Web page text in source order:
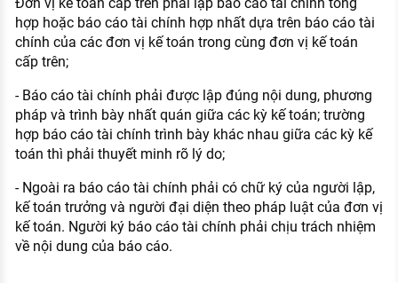
Đơn vị kế toán cấp trên phải lập báo cáo tài chính tổng
hợp hoặc báo cáo tài chính hợp nhất dựa trên báo cáo tài
chính của các đơn vị kế toán trong cùng đơn vị kế toán
cấp trên;
- Báo cáo tài chính phải được lập đúng nội dung, phương
pháp và trình bày nhất quán giữa các kỳ kế toán; trường
hợp báo cáo tài chính trình bày khác nhau giữa các kỳ kế
toán thì phải thuyết minh rõ lý do;
- Ngoài ra báo cáo tài chính phải có chữ ký của người lập,
kế toán trưởng và người đại diện theo pháp luật của đơn vị
kế toán. Người ký báo cáo tài chính phải chịu trách nhiệm
về nội dung của báo cáo.